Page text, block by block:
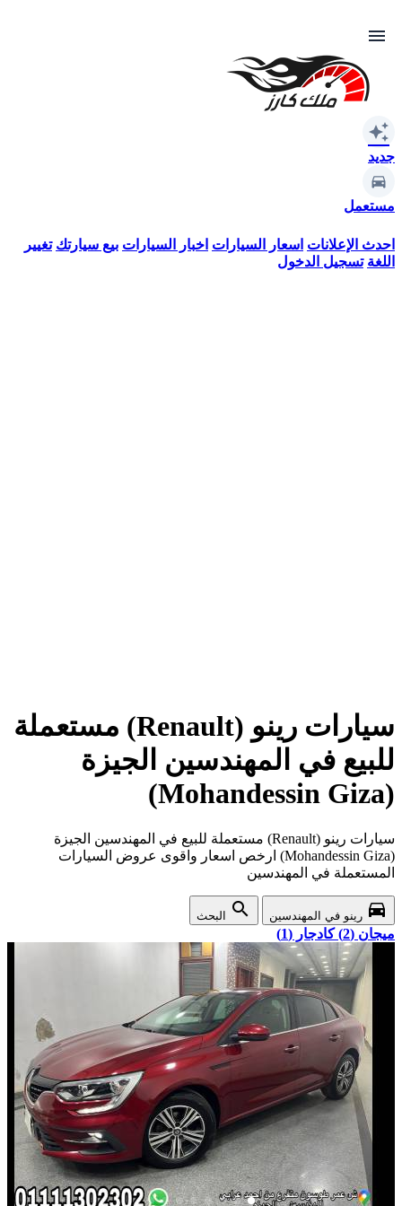
menu
auto_awesome
جديد
مستعمل
احدث الإعلانات اسعار السيارات اخبار السيارات بيع سيارتك تغيير
اللغة تسجيل الدخول
سيارات رينو (Renault) مستعملة
للبيع في المهندسين الجيزة
(Mohandessin Giza)
سيارات رينو (Renault) مستعملة للبيع في المهندسين الجيزة
(Mohandessin Giza) ارخص اسعار واقوى عروض السيارات
المستعملة في المهندسين
directions_car رينو في المهندسين search البحث
ميجان (2) كادجار (1)